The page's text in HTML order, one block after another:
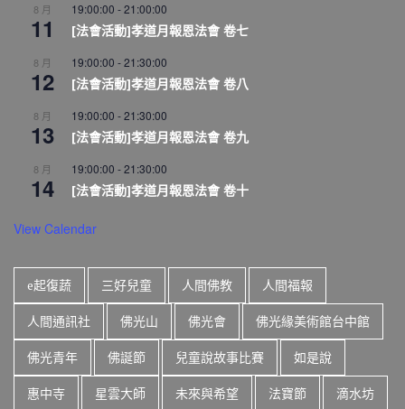
8 月
11
19:00:00 -21:00:00
[法會活動]孝道月報恩法會 卷七
8 月
12
19:00:00 -21:30:00
[法會活動]孝道月報恩法會 卷八
8 月
13
19:00:00 -21:30:00
[法會活動]孝道月報恩法會 卷九
8 月
14
19:00:00 -21:30:00
[法會活動]孝道月報恩法會 卷十
View Calendar
e起復蔬 三好兒童 人間佛教 人間福報
人間通訊社 佛光山 佛光會 佛光緣美術館台中館
佛光青年 佛誕節 兒童說故事比賽 如是說
惠中寺 星雲大師 未來與希望 法寶節 滴水坊